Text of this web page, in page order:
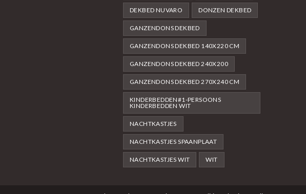
DEKBED NUVARO DONZEN DEKBED
GANZENDONS DEKBED
GANZENDONS DEKBED 140X220 CM
GANZENDONS DEKBED 240X200
GANZENDONS DEKBED 270X240 CM
KINDERBEDDEN#1-PERSOONS
KINDERBEDDEN WIT
NACHTKASTJES
NACHTKASTJES SPAANPLAAT
NACHTKASTJES WIT WIT